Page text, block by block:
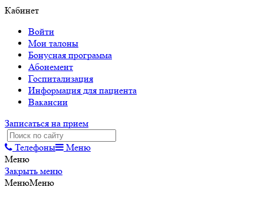
Кабинет
Войти
Мои талоны
Бонусная программа
Абонемент
Госпитализация
Информация для пациента
Вакансии
Записаться на прием
Телефоны
Меню
Меню
Закрыть меню
МенюМеню